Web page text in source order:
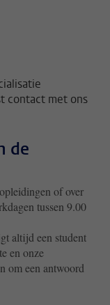
contact met ons
de
of over
tussen 9.00
altijd een student
en onze
om een antwoord